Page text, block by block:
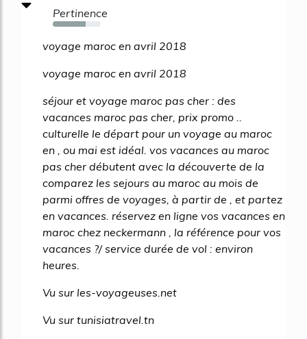
Pertinence
68%
voyage maroc en avril 2018
voyage maroc en avril 2018
séjour et voyage maroc pas cher : des
vacances maroc pas cher, prix promo ..
culturelle le départ pour un voyage au maroc
en , ou mai est idéal. vos vacances au maroc
pas cher débutent avec la découverte de la
comparez les sejours au maroc au mois de
parmi offres de voyages, à partir de , et partez
en vacances. réservez en ligne vos vacances en
maroc chez neckermann , la référence pour vos
vacances ?/ service durée de vol : environ
heures.
Vu sur les-voyageuses.net
Vu sur tunisiatravel.tn